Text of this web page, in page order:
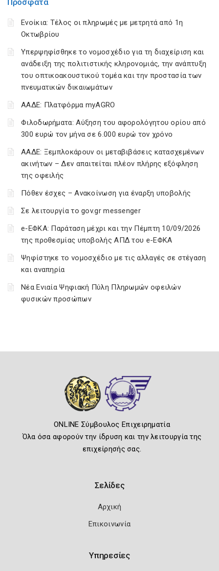
Πρόσφατα
Ενοίκια: Τέλος οι πληρωμές με μετρητά από 1η
Οκτωβρίου
Υπερψηφίσθηκε το νομοσχέδιο για τη διαχείριση και
ανάδειξη της πολιτιστικής κληρονομιάς, την ανάπτυξη
του οπτικοακουστικού τομέα και την προστασία των
πνευματικών δικαιωμάτων
ΑΑΔΕ: Πλατφόρμα myAGRO
Φιλοδωρήματα: Αύξηση του αφορολόγητου ορίου από
300 ευρώ τον μήνα σε 6.000 ευρώ τον χρόνο
ΑΑΔΕ: Ξεμπλοκάρουν οι μεταβιβάσεις κατασχεμένων
ακινήτων – Δεν απαιτείται πλέον πλήρης εξόφληση
της οφειλής
Πόθεν έσχες – Ανακοίνωση για έναρξη υποβολής
Σε λειτουργία το gov.gr messenger
e-ΕΦΚΑ: Παράταση μέχρι και την Πέμπτη 10/09/2026
της προθεσμίας υποβολής ΑΠΔ του e-ΕΦΚΑ
Ψηφίστηκε το νομοσχέδιο με τις αλλαγές σε στέγαση
και αναπηρία
Νέα Ενιαία Ψηφιακή Πύλη Πληρωμών οφειλών
φυσικών προσώπων
ONLINE Σύμβουλος Επιχειρηματία
Όλα όσα αφορούν την ίδρυση και την λειτουργία της
επιχείρησής σας.
Σελίδες
Αρχική
Επικοινωνία
Υπηρεσίες